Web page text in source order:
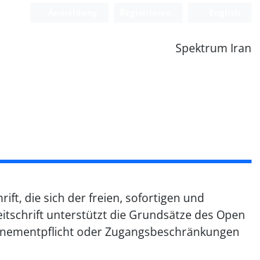
Spektrum Iran
die sich der freien, sofortigen und
unterstützt die Grundsätze des Open
oder Zugangsbeschränkungen